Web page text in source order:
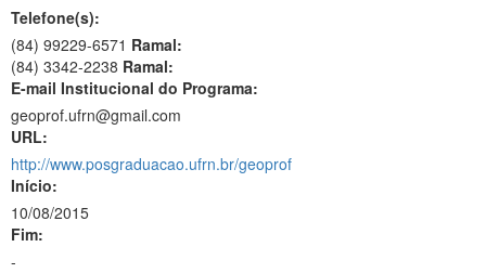
Telefone(s):
(84) 99229-6571 Ramal:
(84) 3342-2238 Ramal:
E-mail Institucional do Programa:
geoprof.ufrn@gmail.com
URL:
http://www.posgraduacao.ufrn.br/geoprof
Início:
10/08/2015
Fim:
-